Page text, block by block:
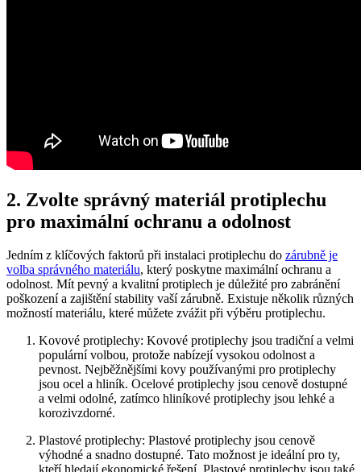
2. Zvolte správný materiál protiplechu
pro maximální ochranu a odolnost
Jedním z klíčových faktorů při instalaci protiplechu do zárubně je
volba správného materiálu, který poskytne maximální ochranu a
odolnost. Mít pevný a kvalitní protiplech je důležité pro zabránění
poškození a zajištění stability vaší zárubně. Existuje několik různých
možností materiálu, které můžete zvážit při výběru protiplechu.
Kovové protiplechy: Kovové protiplechy jsou tradiční a velmi
populární volbou, protože nabízejí vysokou odolnost a
pevnost. Nejběžnějšími kovy používanými pro protiplechy
jsou ocel a hliník. Ocelové protiplechy jsou cenově dostupné
a velmi odolné, zatímco hliníkové protiplechy jsou lehké a
korozivzdorné.
Plastové protiplechy: Plastové protiplechy jsou cenově
výhodné a snadno dostupné. Tato možnost je ideální pro ty,